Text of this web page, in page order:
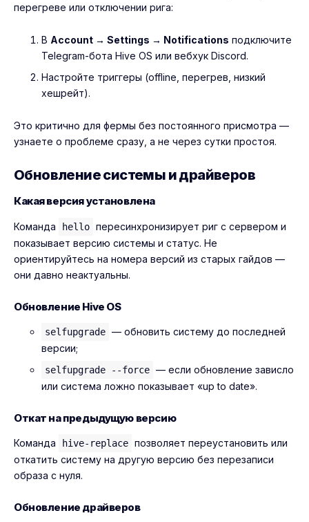
перегреве или отключении рига:
В Account → Settings → Notifications подключите
Telegram-бота Hive OS или вебхук Discord.
Настройте триггеры (offline, перегрев, низкий
хешрейт).
Это критично для фермы без постоянного присмотра —
узнаете о проблеме сразу, а не через сутки простоя.
Обновление системы и драйверов
Какая версия установлена
Команда hello пересинхронизирует риг с сервером и
показывает версию системы и статус. Не
ориентируйтесь на номера версий из старых гайдов —
они давно неактуальны.
Обновление Hive OS
selfupgrade — обновить систему до последней
версии;
selfupgrade --force — если обновление зависло
или система ложно показывает «up to date».
Откат на предыдущую версию
Команда hive-replace позволяет переустановить или
откатить систему на другую версию без перезаписи
образа с нуля.
Обновление драйверов